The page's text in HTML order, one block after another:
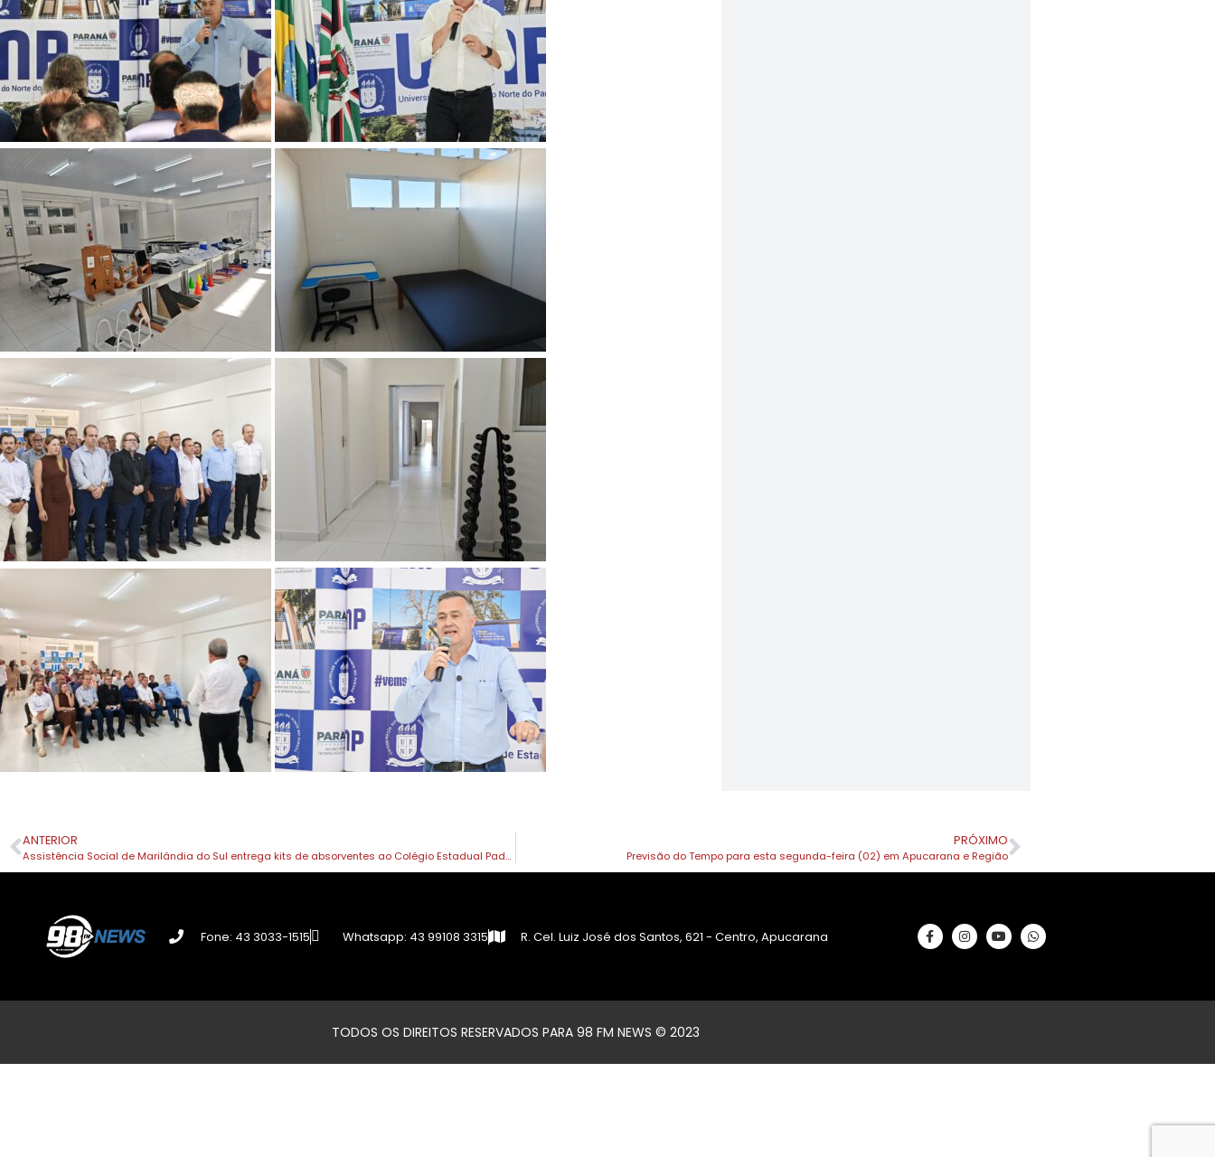
ANTERIOR
Assistência Social de Marilândia do Sul entrega kits de absorventes ao Colégio Estadual Padre Ângelo Casagrande
PRÓXIMO
Previsão do Tempo para esta segunda-feira (02) em Apucarana e Região
Fone: 43 3033-1515 Whatsapp: 43 99108 3315 R. Cel. Luiz José dos Santos, 621 - Centro, Apucarana
TODOS OS DIREITOS RESERVADOS PARA 98 FM NEWS © 2023